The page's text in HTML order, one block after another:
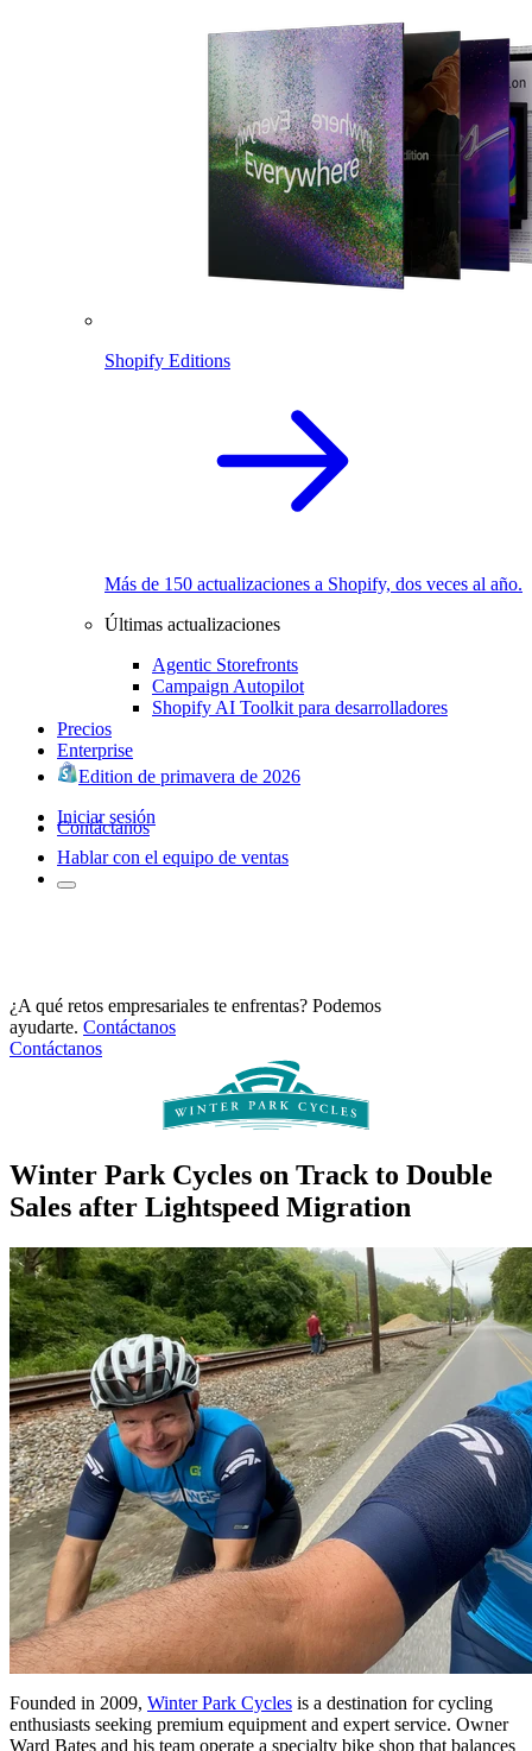
Shopify Editions
Más de 150 actualizaciones a Shopify, dos veces al año.
Últimas actualizaciones
Agentic Storefronts
Campaign Autopilot
Shopify AI Toolkit para desarrolladores
Precios
Enterprise
Edition de primavera de 2026
Iniciar sesión
Contáctanos
Hablar con el equipo de ventas
¿A qué retos empresariales te enfrentas? Podemos
ayudarte. Contáctanos
Contáctanos
Winter Park Cycles on Track to Double
Sales after Lightspeed Migration
Founded in 2009, Winter Park Cycles is a destination for cycling
enthusiasts seeking premium equipment and expert service. Owner
Ward Bates and his team operate a specialty bike shop that balances